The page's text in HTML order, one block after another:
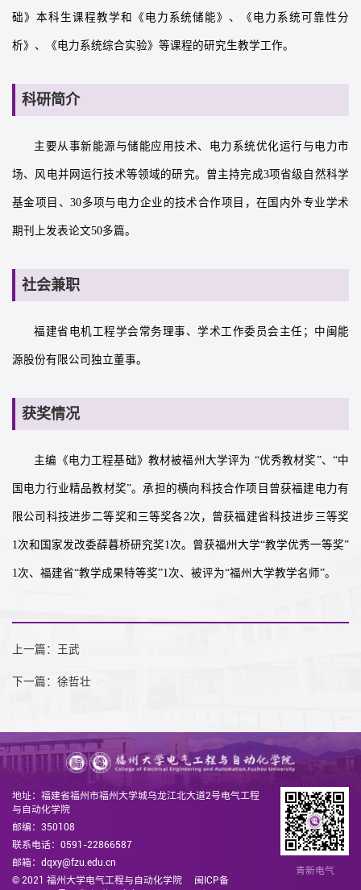
础》本科生课程教学和《电力系统储能》、《电力系统可靠性分
析》、《电力系统综合实验》等课程的研究生教学工作。
科研简介
主要从事新能源与储能应用技术、电力系统优化运行与电力市
场、风电并网运行技术等领域的研究。曾主持完成3项省级自然科学
基金项目、30多项与电力企业的技术合作项目，在国内外专业学术
期刊上发表论文50多篇。
社会兼职
福建省电机工程学会常务理事、学术工作委员会主任；中闽能
源股份有限公司独立董事。
获奖情况
主编《电力工程基础》教材被福州大学评为 “优秀教材奖”、“中
国电力行业精品教材奖”。承担的横向科技合作项目曾获福建电力有
限公司科技进步二等奖和三等奖各2次，曾获福建省科技进步三等奖
1次和国家发改委薛暮桥研究奖1次。曾获福州大学“教学优秀一等奖”
1次、福建省“教学成果特等奖”1次、被评为“福州大学教学名师”。
上一篇：王武
下一篇：徐哲壮
地址：福建省福州市福州大学城乌龙江北大道2号电气工程
与自动化学院
邮编：350108
联系电话：0591-22866587
邮箱：dqxy@fzu.edu.cn
© 2021 福州大学电气工程与自动化学院 闽ICP备
青新电气